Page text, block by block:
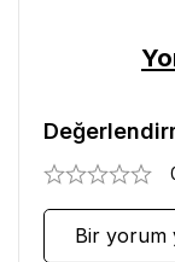
Bir yorum